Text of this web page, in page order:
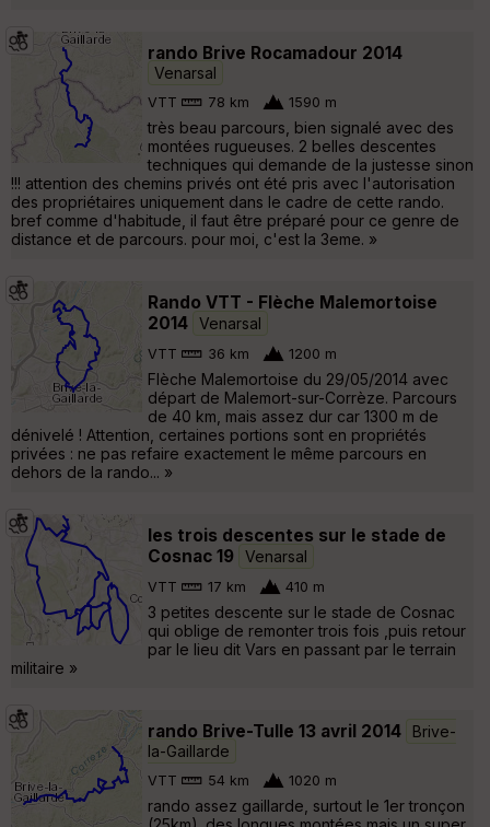
rando Brive Rocamadour 2014
Venarsal
VTT 78 km 1590 m
très beau parcours, bien signalé avec des
montées rugueuses. 2 belles descentes
techniques qui demande de la justesse sinon
!!! attention des chemins privés ont été pris avec l'autorisation
des propriétaires uniquement dans le cadre de cette rando.
bref comme d'habitude, il faut être préparé pour ce genre de
distance et de parcours. pour moi, c'est la 3eme. »
Rando VTT - Flèche Malemortoise
2014 Venarsal
VTT 36 km 1200 m
Flèche Malemortoise du 29/05/2014 avec
départ de Malemort-sur-Corrèze. Parcours
de 40 km, mais assez dur car 1300 m de
dénivelé ! Attention, certaines portions sont en propriétés
privées : ne pas refaire exactement le même parcours en
dehors de la rando... »
les trois descentes sur le stade de
Cosnac 19
Venarsal
VTT 17 km 410 m
3 petites descente sur le stade de Cosnac
qui oblige de remonter trois fois ,puis retour
par le lieu dit Vars en passant par le terrain
militaire »
rando Brive-Tulle 13 avril 2014
Brive-
la-Gaillarde
VTT 54 km 1020 m
rando assez gaillarde, surtout le 1er tronçon